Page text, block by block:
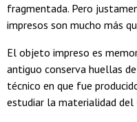
fragmentada. Pero
impresos son mucho más
El objeto impreso es
antiguo conserva huellas
técnico en que fue
estudiar la materialidad